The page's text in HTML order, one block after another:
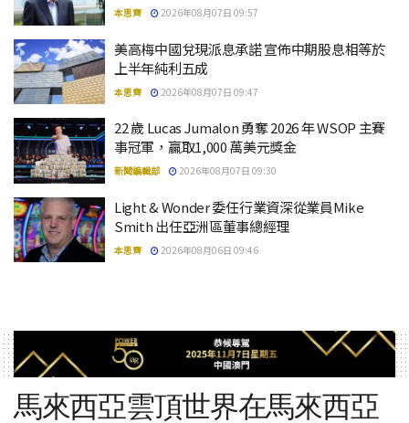
本思齊 2026年08月07日 09:57
美高梅中國兌現派息承諾 宣佈中期股息相等於
上半年純利五成
本思齊 2026年08月07日 09:47
22 歲 Lucas Jumalon 勇奪 2026 年 WSOP 主賽
事冠軍，贏取1,000 萬美元獎金
新聞編輯部 2026年08月07日 09:30
Light & Wonder 委任行業資深從業員Mike
Smith 出任亞洲區董事總經理
本思齊 2026年08月06日 09:46
馬來西亞雲頂世界在馬來西亞